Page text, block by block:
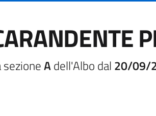
Adell'Albo dal 20/09/